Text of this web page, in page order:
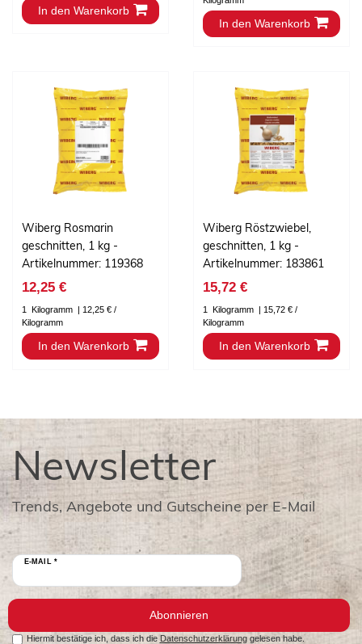
In den Warenkorb
In den Warenkorb
Wiberg Rosmarin
geschnitten, 1 kg -
Artikelnummer: 119368
12,25 €
1 Kilogramm
| 12,25 € /
Kilogramm
In den Warenkorb
Wiberg Röstzwiebel,
geschnitten, 1 kg -
Artikelnummer: 183861
15,72 €
1 Kilogramm
| 15,72 € /
Kilogramm
In den Warenkorb
Newsletter
Trends, Angebote und Gutscheine per E-Mail
E-MAIL *
Abonnieren
Hiermit bestätige ich, dass ich die Datenschutzerklärunggelesen habe.